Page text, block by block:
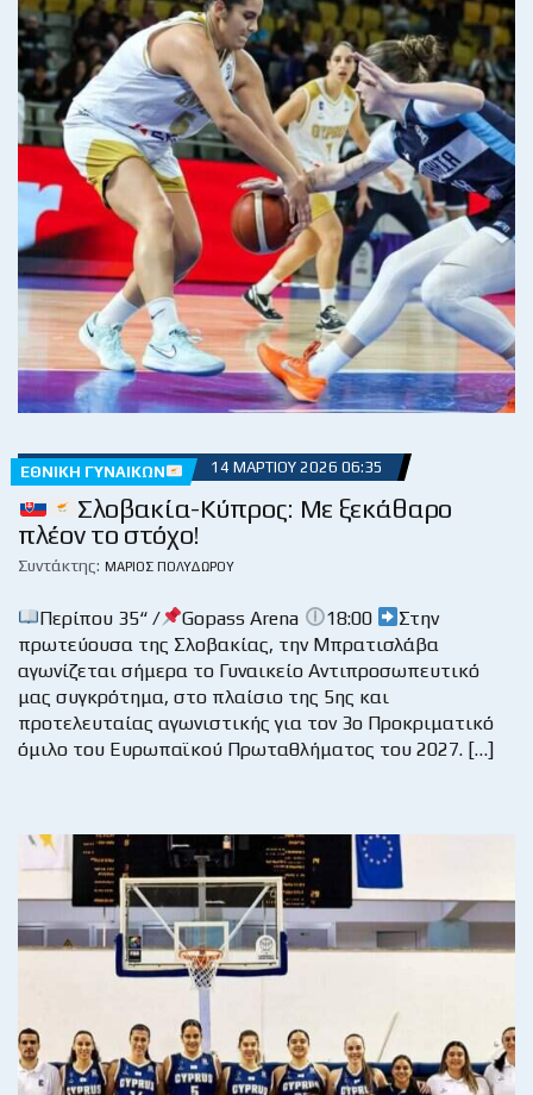
ΕΘΝΙΚΉ ΓΥΝΑΙΚΏΝ 14 ΜΑΡΤΊΟΥ 2026 06:35
Σλοβακία-Κύπρος: Με ξεκάθαρο
πλέον το στόχο!
Συντάκτης: ΜΆΡΙΟΣ ΠΟΛΥΔΏΡΟΥ
Περίπου 35“ / Gopass Arena 18:00
Στην
πρωτεύουσα της Σλοβακίας, την Μπρατισλάβα
αγωνίζεται σήμερα το Γυναικείο Αντιπροσωπευτικό
μας συγκρότημα, στο πλαίσιο της 5ης και
προτελευταίας αγωνιστικής για τον 3ο Προκριματικό
όμιλο του Ευρωπαϊκού Πρωταθλήματος του 2027. […]